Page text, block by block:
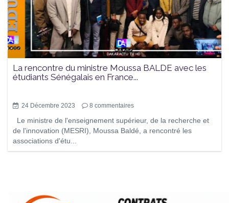
La rencontre du ministre Moussa BALDE avec les
étudiants Sénégalais en France...
24 Décembre 2023 8 commentaires
Le ministre de l'enseignement supérieur, de la recherche et
de l'innovation (MESRI), Moussa Baldé, a rencontré les
associations d'étu...